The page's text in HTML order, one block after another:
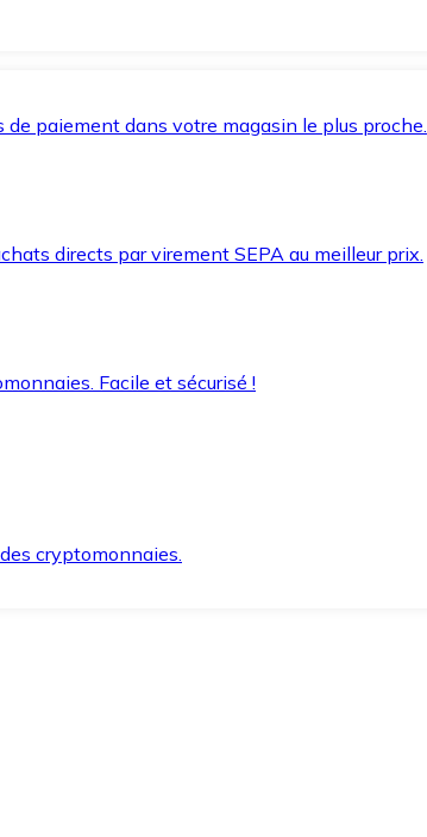
paiement dans votre magasin le plus proche.
directs par virement SEPA au meilleur prix.
Facile et sécurisé !
cryptomonnaies.
en toute sécurité.
vous en avez besoin.